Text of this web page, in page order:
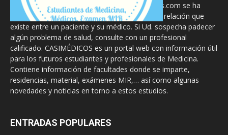
La información proporcionada en CasiMedicos.com se ha
diseñado para complementar, no substituir, la relación que
existe entre un paciente y su médico. Si Ud. sospecha padecer
algún problema de salud, consulte con un profesional
calificado. CASIMÉDICOS es un portal web con información útil
para los futuros estudiantes y profesionales de Medicina.
Contiene información de facultades donde se imparte,
residencias, material, exámenes MIR,… así como algunas
novedades y noticias en torno a estos estudios.
ENTRADAS POPULARES